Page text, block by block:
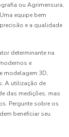
ou Agrimensura,
equipe bem
e a qualidade
determinante na
e
modelagem 3D,
A utilização de
das medições, mas
Pergunte sobre os
beneficiar seu